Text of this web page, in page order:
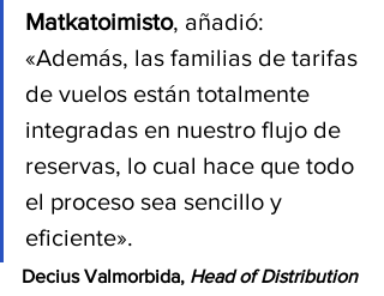
Matkatoimisto, añadió:
«Además, las familias de tarifas
de vuelos están totalmente
integradas en nuestro flujo de
reservas, lo cual hace que todo
el proceso sea sencillo y
eficiente».
Decius Valmorbida, Head of Distribution